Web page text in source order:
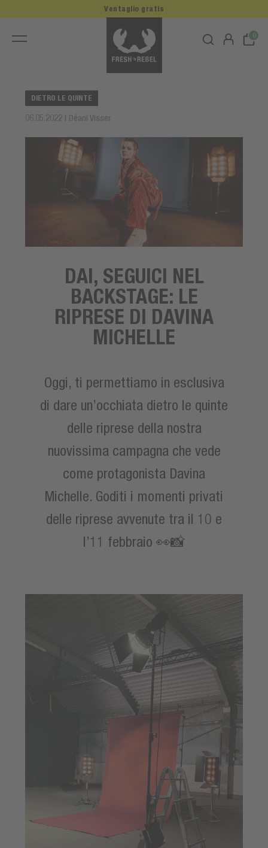
0
Ventaglio gratis
DIETRO LE QUINTE
06.05.2022 | Déani Visser
DAI, SEGUICI NEL
BACKSTAGE: LE
RIPRESE DI DAVINA
MICHELLE
Oggi, ti permettiamo in esclusiva
di dare un’occhiata dietro le quinte
delle riprese della nostra
nuovissima campagna che vede
come protagonista Davina
Michelle. Goditi i momenti privati
delle riprese avvenute tra il 10 e
l’11 febbraio 👀📸